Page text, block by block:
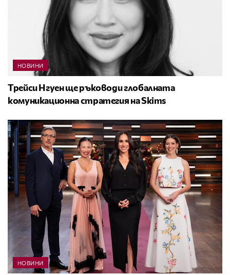
НОВИНИ
Трейси Нгуен ще ръководи глобалната
комуникационна стратегия на Skims
НОВИНИ